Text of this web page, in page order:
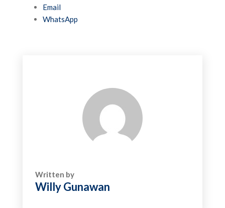
Email
WhatsApp
Written by
Willy Gunawan